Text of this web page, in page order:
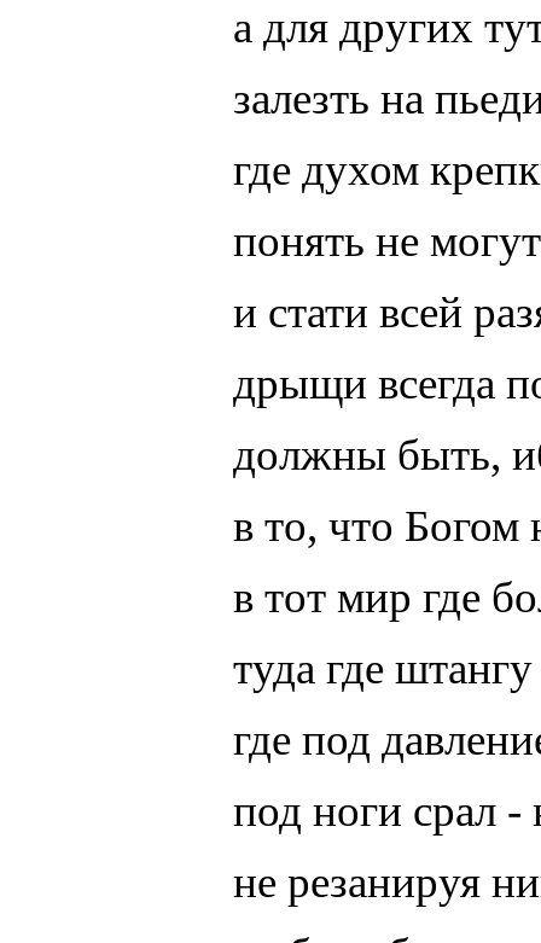
а для других
залезть на
где духом
понять не
и стати всей
дрыщи всегда
должны быть,
в то, что Богом
в тот мир где
туда где
где под
под ноги срал
не резанируя